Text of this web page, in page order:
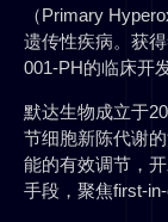
（Primary
遗传性疾病。获
001-PH的临床开发
默达生物成立于
节细胞新陈代谢
能的有效调节，
手段，聚焦first-